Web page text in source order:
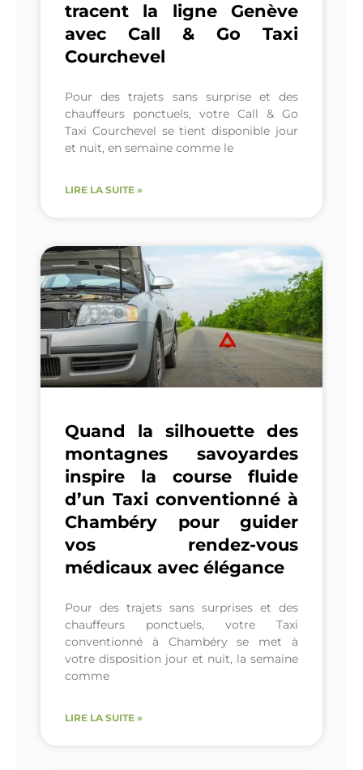
tracent la ligne Genève
avec Call & Go Taxi
Courchevel
Pour des trajets sans surprise et des
chauffeurs ponctuels, votre Call & Go
Taxi Courchevel se tient disponible jour
et nuit, en semaine comme le
LIRE LA SUITE »
Quand la silhouette des
montagnes savoyardes
inspire la course fluide
d’un Taxi conventionné à
Chambéry pour guider
vos rendez-vous
médicaux avec élégance
Pour des trajets sans surprises et des
chauffeurs ponctuels, votre Taxi
conventionné à Chambéry se met à
votre disposition jour et nuit, la semaine
comme
LIRE LA SUITE »